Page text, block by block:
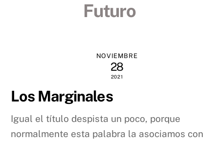
Futuro
NOVIEMBRE
28
2021
Los Marginales
Igual el título despista un poco, porque
normalmente esta palabra la asociamos con